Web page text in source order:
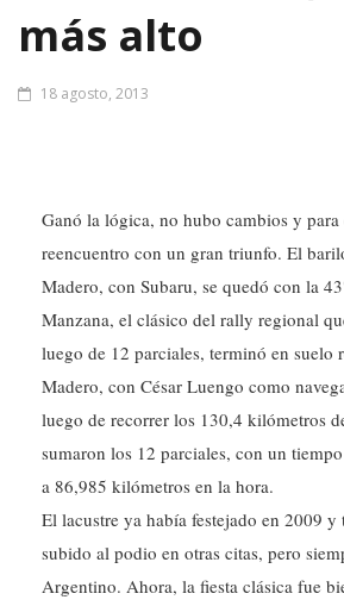
más alto
18 agosto, 2013
Ganó la lógica, no hubo cambios y
reencuentro con un gran triunfo. El
Madero, con Subaru, se quedó con la
Manzana, el clásico del rally regional
luego de 12 parciales, terminó en suelo
Madero, con César Luengo como
luego de recorrer los 130,4 kilómetros
sumaron los 12 parciales, con un
a 86,985 kilómetros en la hora.
El lacustre ya había festejado en 2009 y
subido al podio en otras citas, pero
Argentino. Ahora, la fiesta clásica fue